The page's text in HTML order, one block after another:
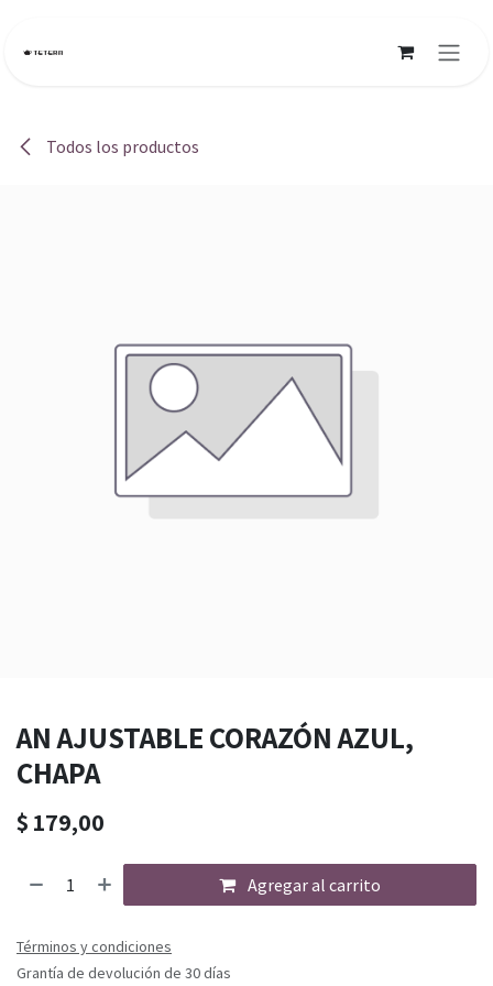
Todos los productos
AN AJUSTABLE CORAZÓN AZUL,
CHAPA
$ 179,00
Agregar al carrito
Términos y condiciones
Grantía de devolución de 30 días